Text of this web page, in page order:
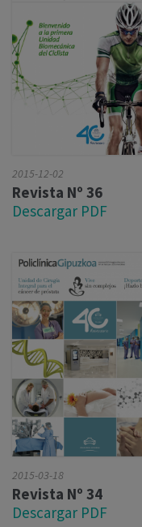
2015-12-02
Revista Nº 36
Descargar PDF
2015-03-18
Revista Nº 34
Descargar PDF